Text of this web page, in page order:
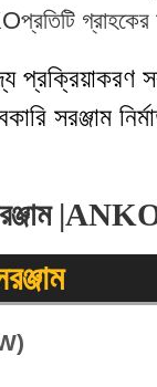
গ্রাহকের
প্রক্রিয়াকরণ
সরঞ্জাম